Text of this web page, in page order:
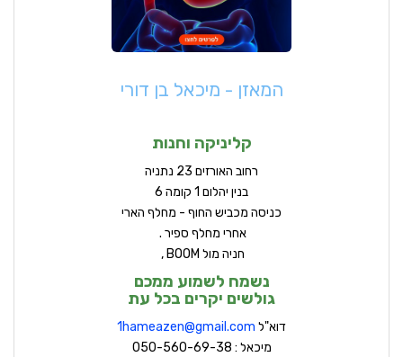
המאזן - מיכאל בן דורי
קליניקה וחנות
רחוב האורזים 23 נתניה
בנין יהלום 1 קומה 6
כניסה מכביש החוף - מחלף הארי
אחרי מחלף ספיר .
חניה מול BOOM ,
נשמח לשמוע ממכם
גולשים יקרים בכל עת
דוא"ל 1 hameazen@gmail.com
מיכאל : 050-560-69-38